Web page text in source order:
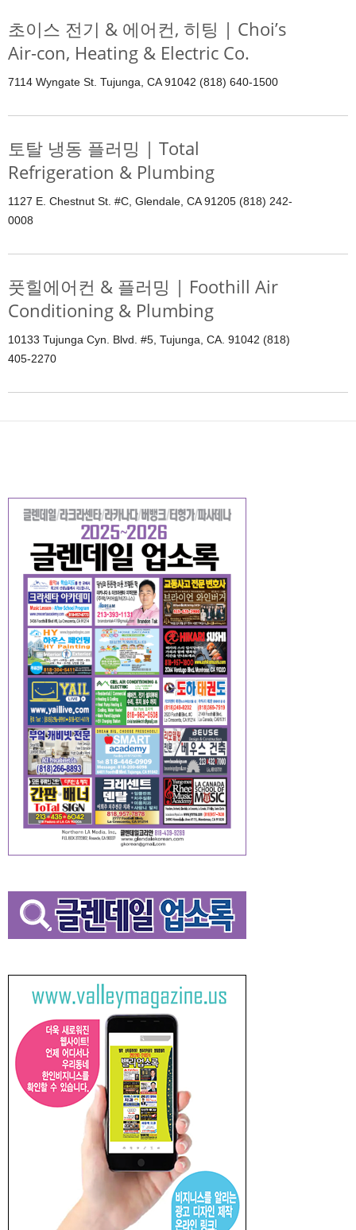
초이스 전기 & 에어컨, 히팅 | Choi’s
Air-con, Heating & Electric Co.
7114 Wyngate St. Tujunga, CA 91042 (818) 640-1500
토탈 냉동 플러밍 | Total
Refrigeration & Plumbing
1127 E. Chestnut St. #C, Glendale, CA 91205 (818) 242-
0008
풋힐에어컨 & 플러밍 | Foothill Air
Conditioning & Plumbing
10133 Tujunga Cyn. Blvd. #5, Tujunga, CA. 91042 (818)
405-2270